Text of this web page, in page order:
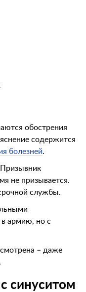
обострения
содержится
болезней.
Призывник
не призывается.
службы.
в армию, но с
– даже
синуситом